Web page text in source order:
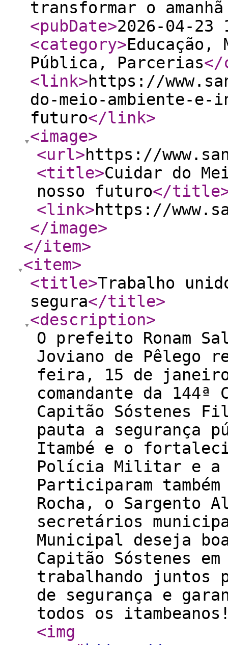
transformar o
<pubDate>2026-04-23
<category>Educação,
Pública, Parcerias</
<link>https://
do-meio-ambiente-
futuro</link>
<image>
<url>https://
<title>Cuidar do
nosso futuro</title
<link>https://
</image>
</item>
<item>
<title>Trabalho
segura</title>
<description>
O prefeito Ronam
Joviano de Pêlego
feira, 15 de
comandante da
Capitão Sóstenes
pauta a segurança
Itambé e o
Polícia Militar e a
Participaram
Rocha, o Sargento
secretários
Municipal deseja
Capitão Sóstenes
trabalhando juntos
de segurança e
todos os
<img